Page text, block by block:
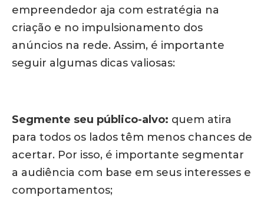
empreendedor aja com estratégia na
criação e no impulsionamento dos
anúncios na rede. Assim, é importante
seguir algumas dicas valiosas:
Segmente seu público-alvo: quem atira
para todos os lados têm menos chances de
acertar. Por isso, é importante segmentar
a audiência com base em seus interesses e
comportamentos;